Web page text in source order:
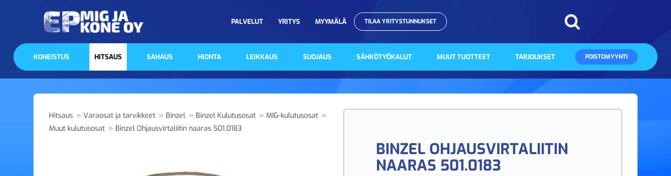
PALVELUT YRITYS MYYMÄLÄ TILAA YRITYSTUNNUKSET
KONEISTUS HITSAUS SAHAUS HIONTA LEIKKAUS SUOJAUS SÄHKÖTYÖKALUT MUUT TUOTTEET TARJOUKSET POISTOMYYNTI
Hitsaus »Varaosat ja tarvikkeet » Binzel » Binzel Kulutusosat »MIG-kulutusosat »
Muut kulutusosat » Binzel Ohjausvirtaliitin naaras 501.0183
BINZEL OHJAUSVIRTALIITIN
NAARAS 501.0183